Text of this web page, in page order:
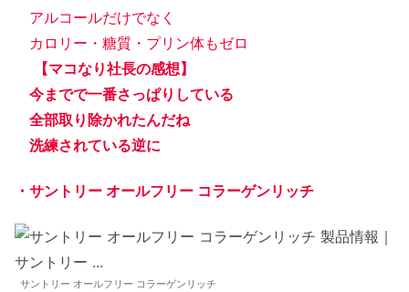
アルコールだけでなく
カロリー・糖質・プリン体もゼロ
【マコなり社長の感想】
今までで一番さっぱりしている
全部取り除かれたんだね
洗練されている逆に
・サントリー オールフリー コラーゲンリッチ
サントリー オールフリー コラーゲンリッチ